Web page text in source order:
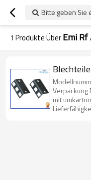
Bitte geben Sie
1 Produkte ÜberEmi
mit